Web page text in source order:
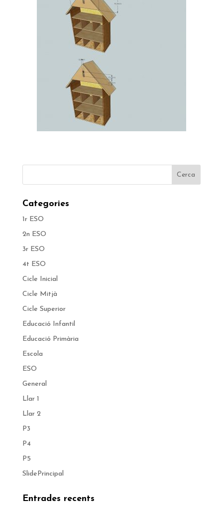
Categories
1r ESO
2n ESO
3r ESO
4t ESO
Cicle Inicial
Cicle Mitjà
Cicle Superior
Educació Infantil
Educació Primària
Escola
ESO
General
Llar 1
Llar 2
P3
P4
P5
SlidePrincipal
Entrades recents